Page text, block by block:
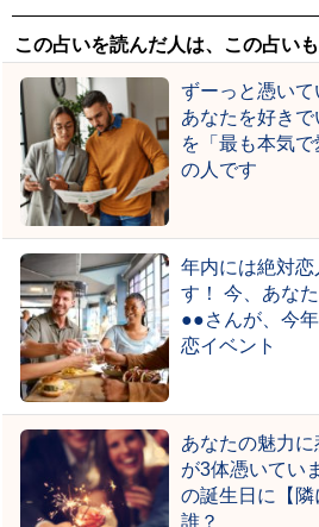
この占いを読んだ人は、この占い
ずーっと憑い
あなたを好き
を「最も本気
の人です
年内には絶対
す！ 今、あな
●●さんが、今
恋イベント
あなたの魅力
が3体憑いてい
の誕生日に【
誰？